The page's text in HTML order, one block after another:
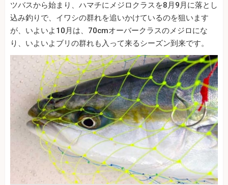
ツバスから始まり、ハマチにメジロクラスを8月9月に落とし
込み釣りで、イワシの群れを追いかけているのを狙います
が、いよいよ10月は、70cmオーバークラスのメジロにな
り、いよいよブリの群れも入って来るシーズン到来です。